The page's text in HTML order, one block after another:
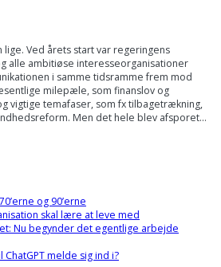
Ved årets start var regeringens
alle ambitiøse interesseorganisationer
i samme tidsramme frem mod
milepæle, som finanslov og
vigtige temafaser, som fx tilbagetrækning,
Men det hele blev afsporet…
og 90’erne
skal lære at leve med
Nu begynder det egentlige arbejde
melde sig ind i?